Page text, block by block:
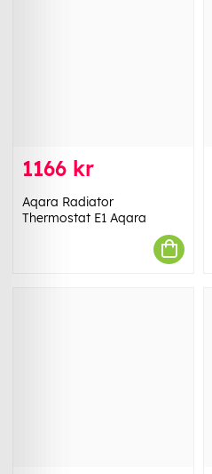
1166 kr
Aqara Radiator
Thermostat E1 Aqara